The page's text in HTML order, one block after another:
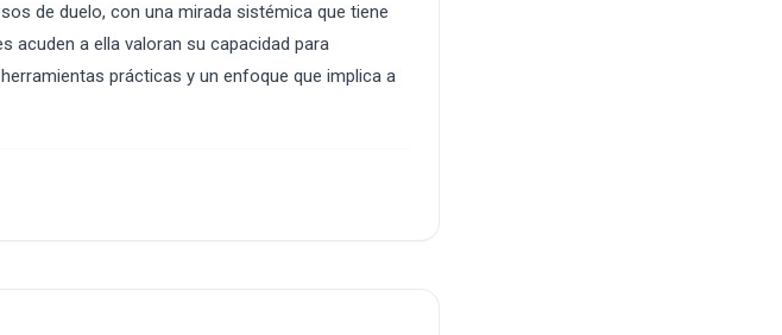
de duelo, con una mirada sistémica que tiene
acuden a ella valoran su capacidad para
prácticas y un enfoque que implica a